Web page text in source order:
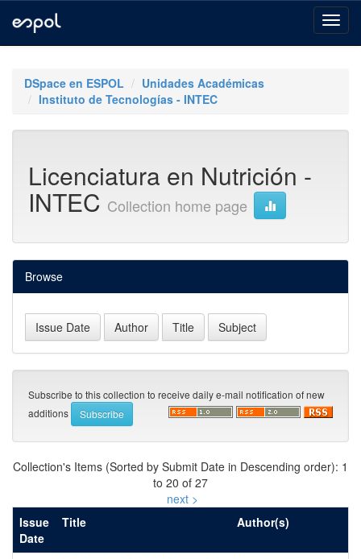
navigationDSpace en ESPOL
Unidades Académicas
Instituto de Tecnologías - INTEC
Licenciatura en Nutrición -
INTEC Collection home page
Browse
Subscribe to this collection to receive daily e-mail notification of new
additions
Collection's Items (Sorted by Submit Date in Descending order): 1
to 20 of 27
next >
Issue
Date
Title Author(s)